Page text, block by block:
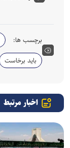
برچسب ها:
باید برخاست
اخبار مرتبط